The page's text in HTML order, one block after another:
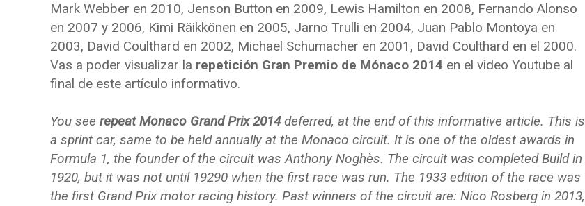
Mark Webber en 2010, Jenson Button en 2009, Lewis Hamilton en 2008, Fernando Alonso
en 2007 y 2006, Kimi Räikkönen en 2005, Jarno Trulli en 2004, Juan Pablo Montoya en
2003, David Coulthard en 2002, Michael Schumacher en 2001, David Coulthard en el 2000.
Vas a poder visualizar la repetición Gran Premio de Mónaco 2014 en el video Youtube al
final de este artículo informativo.
You see repeat Monaco Grand Prix 2014deferred, at the end of this informative article. This is
a sprint car, same to be held annually at the Monaco circuit. It is one of the oldest awards in
Formula 1, the founder of the circuit was Anthony Noghès. The circuit was completed Build in
1920, but it was not until 19290 when the first race was run. The 1933 edition of the race was
the first Grand Prix motor racing history. Past winners of the circuit are: Nico Rosberg in 2013,